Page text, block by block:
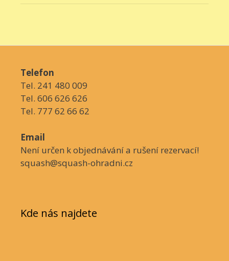
Telefon
Tel. 241 480 009
Tel. 606 626 626
Tel. 777 62 66 62
Email
Není určen k objednávání a rušení rezervací!
squash@squash-ohradni.cz
Kde nás najdete